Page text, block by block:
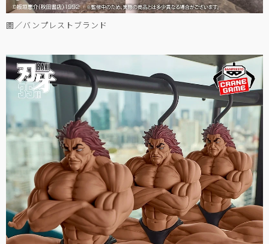
圖／バンプレストブランド